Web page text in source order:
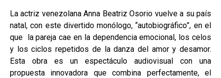
La actriz venezolana Anna Beatriz Osorio vuelve a su país
natal, con este divertido monólogo, “autobiográfico”, en el
que la pareja cae en la dependencia emocional, los celos
y los ciclos repetidos de la danza del amor y desamor.
Esta obra es un espectáculo audiovisual con una
propuesta innovadora que combina perfectamente, el